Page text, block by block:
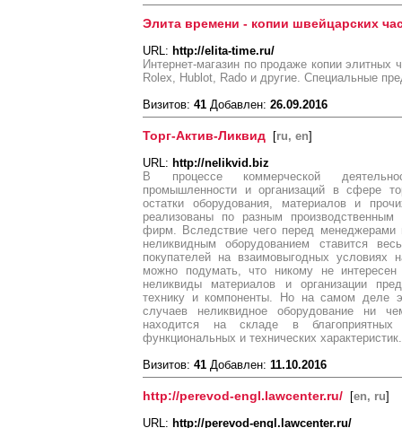
Элита времени - копии швейцарских
URL: http://elita-time.ru/
Интернет-магазин по продаже копии элитных
Rolex, Hublot, Rado и другие. Специальные
Визитов: 41 Добавлен: 26.09.2016
Торг-Актив-Ликвид [ru, en]
URL: http://nelikvid.biz
В процессе коммерческой
промышленности и организаций в сфере
остатки оборудования, материалов и
реализованы по разным
фирм. Вследствие чего перед менеджерами
неликвидным оборудованием ставится
покупателей на взаимовыгодных условиях
можно подумать, что никому не
неликвиды материалов и организации
технику и компоненты. Но на самом деле
случаев неликвидное оборудование ни
находится на складе в
функциональных и технических характеристик.
Визитов: 41 Добавлен: 11.10.2016
http://perevod-engl.lawcenter.ru/ [en, ru]
URL: http://perevod-engl.lawcenter.ru/